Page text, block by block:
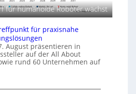
d
i
F
e
r
t
für humanoide Roboter wächst
für praxisnahe
August präsentieren in
auf der All About
rund 60 Unternehmen auf